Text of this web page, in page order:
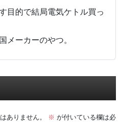
目的で結局電気ケトル買っ
メーカーのやつ。
ありません。 ※ が付いている欄は必